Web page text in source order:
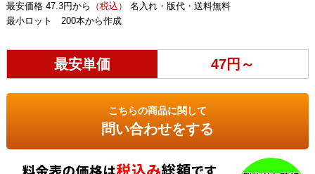
最安価格 47.3円から
（税込）
名入れ・版代・送料無料
最小ロット 200本から作成
最安単価 47円～
こちらの商品に関して
問い合わせをする